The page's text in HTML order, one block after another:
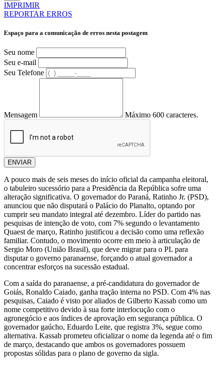
IMPRIMIR
REPORTAR ERROS
Espaço para a comunicação de erros nesta postagem
Seu nome
Seu e-mail
Seu Telefone
Mensagem Máximo 600 caracteres.
ENVIAR
A pouco mais de seis meses do início oficial da campanha eleitoral,
o tabuleiro sucessório para a Presidência da República sofre uma
alteração significativa. O governador do Paraná, Ratinho Jr. (PSD),
anunciou que não disputará o Palácio do Planalto, optando por
cumprir seu mandato integral até dezembro. Líder do partido nas
pesquisas de intenção de voto, com 7% segundo o levantamento
Quaest de março, Ratinho justificou a decisão como uma reflexão
familiar. Contudo, o movimento ocorre em meio à articulação de
Sergio Moro (União Brasil), que deve migrar para o PL para
disputar o governo paranaense, forçando o atual governador a
concentrar esforços na sucessão estadual.
Com a saída do paranaense, a pré-candidatura do governador de
Goiás, Ronaldo Caiado, ganha tração interna no PSD. Com 4% nas
pesquisas, Caiado é visto por aliados de Gilberto Kassab como um
nome competitivo devido à sua forte interlocução com o
agronegócio e aos índices de aprovação em segurança pública. O
governador gaúcho, Eduardo Leite, que registra 3%, segue como
alternativa. Kassab prometeu oficializar o nome da legenda até o fim
de março, destacando que ambos os governadores possuem
propostas sólidas para o plano de governo da sigla.